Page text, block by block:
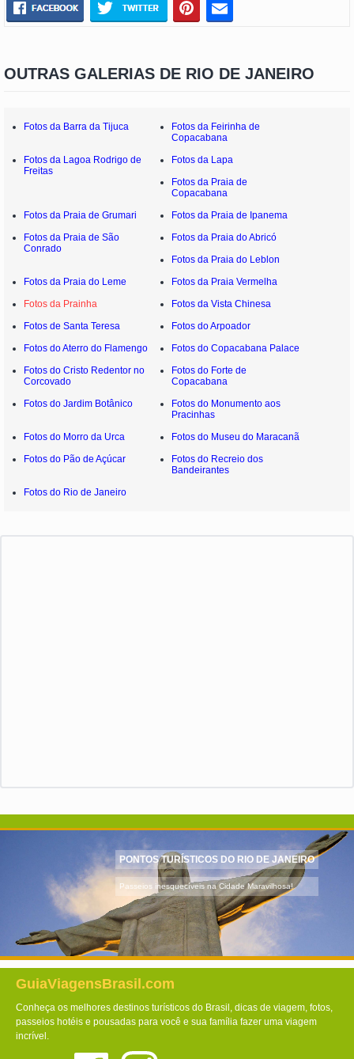
OUTRAS GALERIAS DE RIO DE JANEIRO
Fotos da Barra da Tijuca
Fotos da Feirinha de
Copacabana
Fotos da Lagoa Rodrigo de
Freitas
Fotos da Lapa
Fotos da Praia de
Copacabana
Fotos da Praia de Grumari
Fotos da Praia de Ipanema
Fotos da Praia de São
Conrado
Fotos da Praia do Abricó
Fotos da Praia do Leblon
Fotos da Praia do Leme
Fotos da Praia Vermelha
Fotos da Prainha
Fotos da Vista Chinesa
Fotos de Santa Teresa
Fotos do Arpoador
Fotos do Aterro do Flamengo
Fotos do Copacabana Palace
Fotos do Cristo Redentor no
Corcovado
Fotos do Forte de
Copacabana
Fotos do Jardim Botânico
Fotos do Monumento aos
Pracinhas
Fotos do Morro da Urca
Fotos do Museu do Maracanã
Fotos do Pão de Açúcar
Fotos do Recreio dos
Bandeirantes
Fotos do Rio de Janeiro
PONTOS TURÍSTICOS DO RIO DE JANEIRO
Passeios inesquecíveis na Cidade Maravilhosa!
GuiaViagensBrasil.com
Conheça os melhores destinos turísticos do Brasil, dicas de viagem, fotos,
passeios hotéis e pousadas para você e sua família fazer uma viagem
incrível.